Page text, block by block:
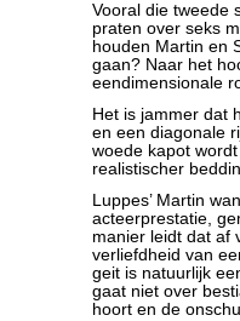
Vooral die tweede
praten over seks
houden Martin en
gaan? Naar het
eendimensionale
Het is jammer dat
en een diagonale
woede kapot
realistischer
Luppes’ Martin
acteerprestatie,
manier leidt dat af
verliefdheid van
geit is natuurlijk
gaat niet over
hoort en de